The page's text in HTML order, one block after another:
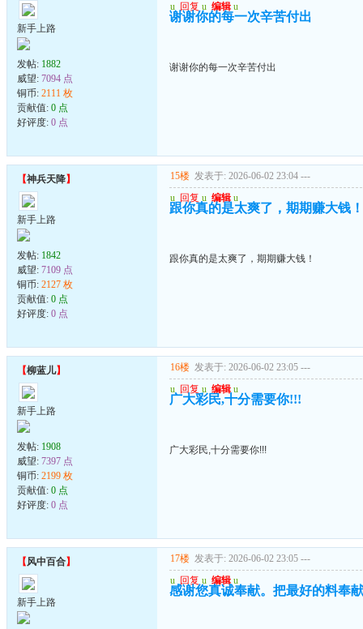
新手上路
发帖: 1882
威望: 7094 点
铜币: 2111 枚
贡献值: 0 点
好评度: 0 点
u 回复 u 编辑 u
谢谢你的每一次辛苦付出
谢谢你的每一次辛苦付出
【神兵天降】
新手上路
发帖: 1842
威望: 7109 点
铜币: 2127 枚
贡献值: 0 点
好评度: 0 点
15楼 发表于: 2026-06-02 23:04 ---
u 回复 u 编辑 u
跟你真的是太爽了，期期赚大钱！
跟你真的是太爽了，期期赚大钱！
【柳蓝儿】
新手上路
发帖: 1908
威望: 7397 点
铜币: 2199 枚
贡献值: 0 点
好评度: 0 点
16楼 发表于: 2026-06-02 23:05 ---
u 回复 u 编辑 u
广大彩民,十分需要你!!!
广大彩民,十分需要你!!!
【风中百合】
新手上路
17楼 发表于: 2026-06-02 23:05 ---
u 回复 u 编辑 u
感谢您真诚奉献。把最好的料奉